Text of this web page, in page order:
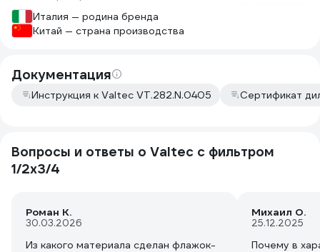
Италия — родина бренда
Китай — страна производства
Документация
Инструкция к Valtec VT.282.N.0405 Сертификат
Вопросы и ответы о Valtec с фильтром
1/2х3/4
Роман К.
30.03.2026
Из какого материала сделан флажок-
Михаил О.
25.12.2025
Почему в